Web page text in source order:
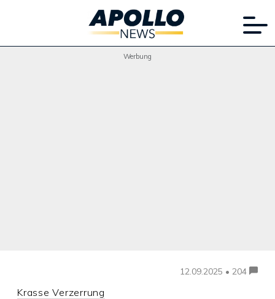
Werbung
12.09.2025 • 204
Krasse Verzerrung